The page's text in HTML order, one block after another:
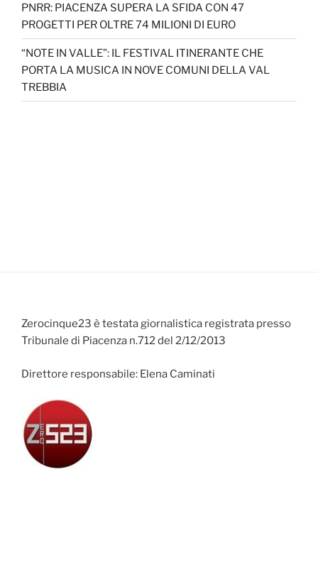
PNRR: PIACENZA SUPERA LA SFIDA CON 47
PROGETTI PER OLTRE 74 MILIONI DI EURO
“NOTE IN VALLE”: IL FESTIVAL ITINERANTE CHE
PORTA LA MUSICA IN NOVE COMUNI DELLA VAL
TREBBIA
Zerocinque23 è testata giornalistica registrata presso
Tribunale di Piacenza n.712 del 2/12/2013
Direttore responsabile: Elena Caminati